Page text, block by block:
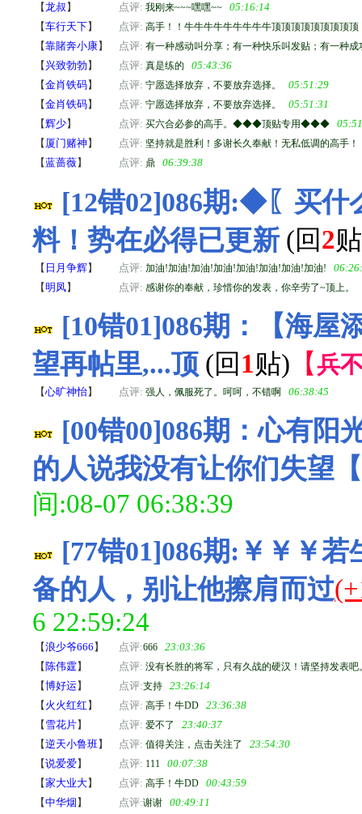
【龙叔 】 点评: 我刚来~~~嘿嘿~~
05:16:14
【车行天下】 点评: 高手！！牛牛牛牛牛牛牛牛牛顶顶顶顶顶顶顶顶顶
【靠賭奔小康】 点评: 有一种感动叫分享；有一种快乐叫发贴；有一种
【兴致勃勃 】 点评: 真是练的
05:43:36
【金肖铁码】 点评: 宁愿选择放弃，不要放弃选择。
05:51:29
【金肖铁码】 点评: 宁愿选择放弃，不要放弃选择。
05:51:31
【辉少】 点评: 买六合必参的高手。◆◆◆顶贴专用◆◆◆
【 厦门赌神】 点评: 坚持就是胜利！多谢长久奉献！无私低调的高手！
【蓝蔷薇】 点评: 鼎 06:39:38
[12错02]086期:◆〖买
料！势在必得已更新 (回2
【 日月争辉】 点评: 加油!加油!加油!加油!加油!加油!加油!加油!
【明凤】 点评: 感谢你的奉献，珍惜你的发表，你辛劳了~顶上。
[10错01]086期：【海
望再帖里,...顶 (回 1贴) 【兵
【心旷神怡】 点评: 强人，佩服死了。呵呵，不错啊 06:38:45
[00错00]086期：心有阳
的人说我没有让你们失望
间:08-07 06:38:39
[77错01]086期:￥￥￥
备的人，别让他擦肩而过
6 22:59:24
【浪少爷666 】 点评:666
23:03:36
【 陈伟霆】 点评: 没有长胜的将军，只有久战的硬汉！请坚持发表吧
【博好运】 点评:支持
23:26:14
【 火火红红 】 点评: 高手！牛DD
23:36:38
【 雪花片】 点评: 爱不了
23:40:37
【逆天小鲁班】 点评: 值得关注，点击关注了
23:54:30
【说爱爱】 点评: 111
00:07:38
【家大业大】 点评: 高手！牛DD
00:43:59
【中华烟 】 点评:谢谢
00:49:11